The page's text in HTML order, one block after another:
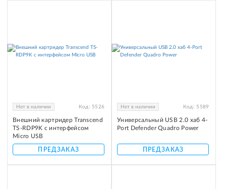
Нет в наличии Код: 5526
Внешний картридер Transcend
TS-RDP9K с интерфейсом
Micro USB
ПРЕДЗАКАЗ
Нет в наличии Код: 5589
Универсальный USB 2.0 хаб 4-
Port Defender Quadro Power
ПРЕДЗАКАЗ